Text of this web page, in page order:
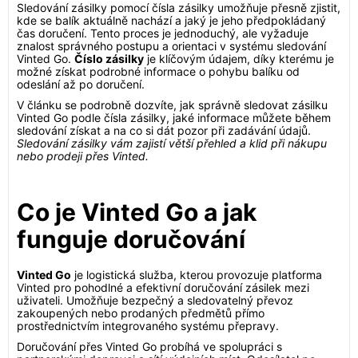
Sledování zásilky pomocí čísla zásilky umožňuje přesně zjistit,
kde se balík aktuálně nachází a jaký je jeho předpokládaný
čas doručení. Tento proces je jednoduchý, ale vyžaduje
znalost správného postupu a orientaci v systému sledování
Vinted Go. Číslo zásilky je klíčovým údajem, díky kterému je
možné získat podrobné informace o pohybu balíku od
odeslání až po doručení.
V článku se podrobně dozvíte, jak správně sledovat zásilku
Vinted Go podle čísla zásilky, jaké informace můžete během
sledování získat a na co si dát pozor při zadávání údajů.
Sledování zásilky vám zajistí větší přehled a klid při nákupu
nebo prodeji přes Vinted.
Co je Vinted Go a jak
funguje doručování
Vinted Go je logistická služba, kterou provozuje platforma
Vinted pro pohodlné a efektivní doručování zásilek mezi
uživateli. Umožňuje bezpečný a sledovatelný převoz
zakoupených nebo prodaných předmětů přímo
prostřednictvím integrovaného systému přepravy.
Doručování přes Vinted Go probíhá ve spolupráci s